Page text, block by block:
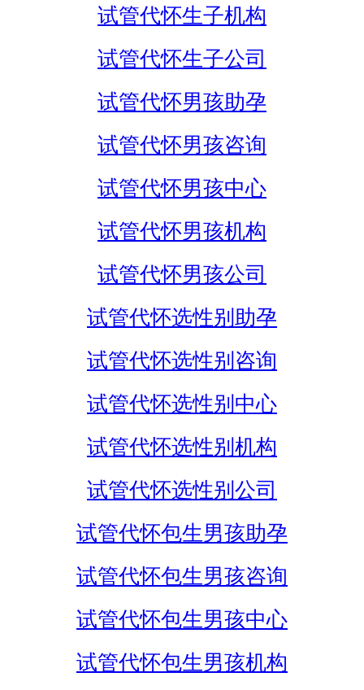
试管代怀生子机构
试管代怀生子公司
试管代怀男孩助孕
试管代怀男孩咨询
试管代怀男孩中心
试管代怀男孩机构
试管代怀男孩公司
试管代怀选性别助孕
试管代怀选性别咨询
试管代怀选性别中心
试管代怀选性别机构
试管代怀选性别公司
试管代怀包生男孩助孕
试管代怀包生男孩咨询
试管代怀包生男孩中心
试管代怀包生男孩机构